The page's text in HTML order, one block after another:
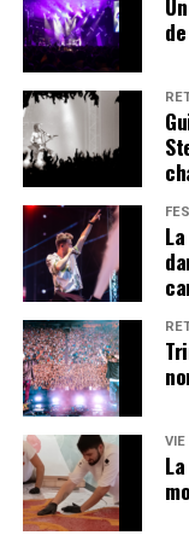
Carmelo
Avec une note de
Carmelo
du classement.
popularité que de
restaurants
un volume de
Derrière lui, la
MolyetRegain
excellente note de
Agastache,
Restaurant
établissements les
Le top 10 est
Bœuf d’Argent et
VIE